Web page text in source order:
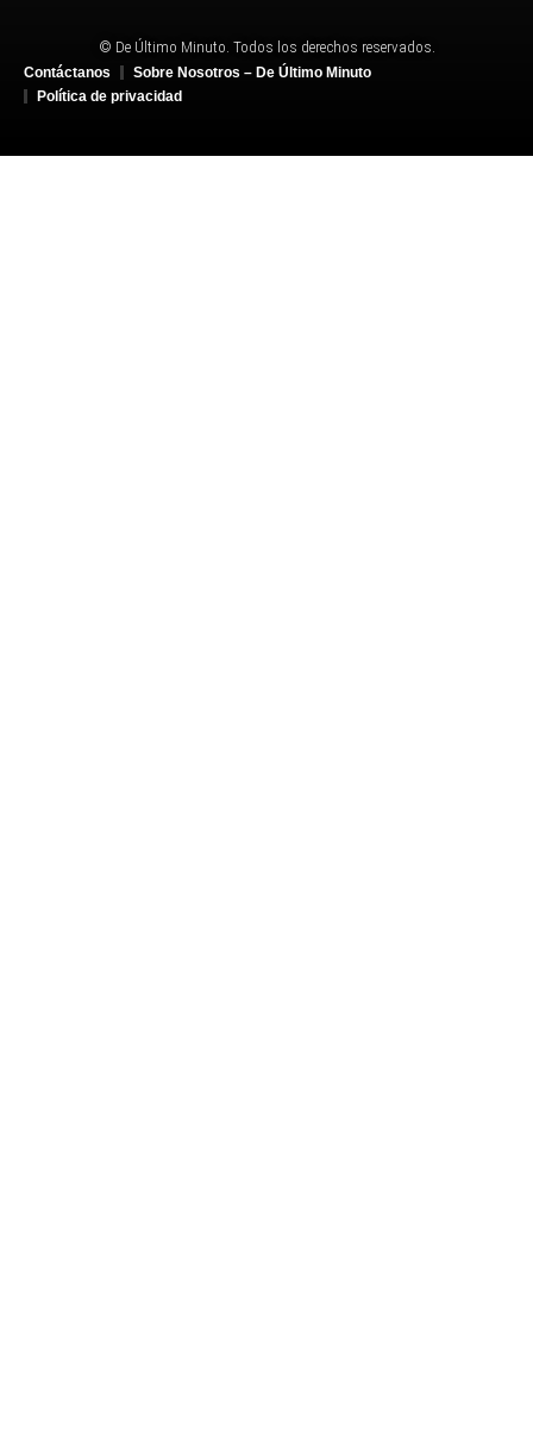
© De Último Minuto. Todos los derechos reservados.
Contáctanos
Sobre Nosotros – De Último Minuto
Política de privacidad